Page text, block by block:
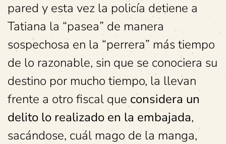
pared y esta vez la policía detiene a
Tatiana la “pasea” de manera
sospechosa en la “perrera” más tiempo
de lo razonable, sin que se conociera su
destino por mucho tiempo, la llevan
frente a otro fiscal que considera un
delito lo realizado en la embajada,
sacándose, cuál mago de la manga,